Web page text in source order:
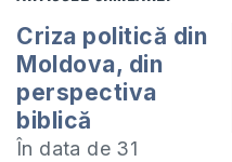
Criza politică din
Moldova, din
perspectiva
biblică
În data de 31